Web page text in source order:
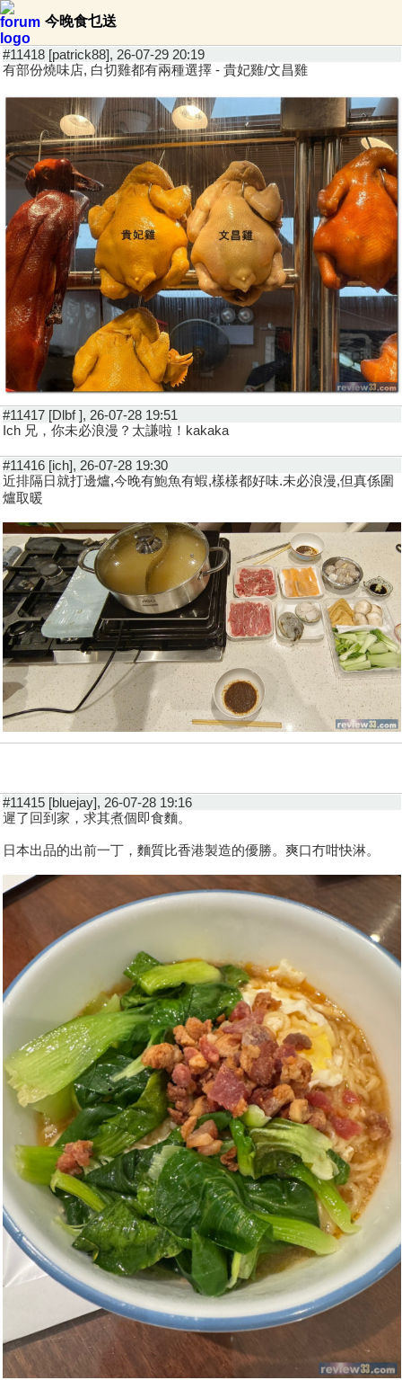
今晚食乜送
#11418 [patrick88], 26-07-29 20:19
有部份燒味店, 白切雞都有兩種選擇 - 貴妃雞/文昌雞
#11417 [Dlbf ], 26-07-28 19:51
Ich 兄，你未必浪漫？太謙啦！kakaka
#11416 [ich], 26-07-28 19:30
近排隔日就打邊爐,今晚有鮑魚有蝦,樣樣都好味.未必浪漫,但真係圍
爐取暖
#11415 [bluejay], 26-07-28 19:16
遲了回到家，求其煮個即食麵。
日本出品的出前一丁，麵質比香港製造的優勝。爽口冇咁快淋。